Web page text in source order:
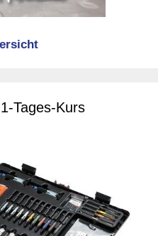
Tages-Kurs